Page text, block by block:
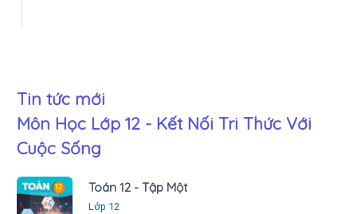
Tin tức mới
Môn Học Lớp 12 - Kết Nối Tri Thức Với
Cuộc Sống
Toán 12 - Tập Một
Lớp 12